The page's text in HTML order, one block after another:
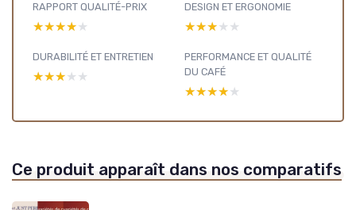
RAPPORT QUALITÉ-PRIX
★★★★★
★★★★★
DESIGN ET ERGONOMIE
★★★★★
★★★★★
DURABILITÉ ET ENTRETIEN
★★★★★
★★★★★
PERFORMANCE ET QUALITÉ
DU CAFÉ
★★★★★
★★★★★
Ce produit apparaît dans nos comparatifs